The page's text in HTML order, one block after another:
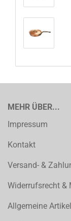
MEHR ÜBER...
Impressum
Kontakt
Versand- &
Widerrufsrecht &
Allgemeine